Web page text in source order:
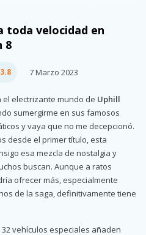
toda velocidad en
8
3.8 7 Marzo 2023
electrizante mundo de Uphill
sumergirme en sus famosos
y vaya que no me decepcionó.
desde el primer título, esta
esa mezcla de nostalgia y
buscan. Aunque a ratos
ofrecer más, especialmente
de la saga, definitivamente tiene
32 vehículos especiales añaden